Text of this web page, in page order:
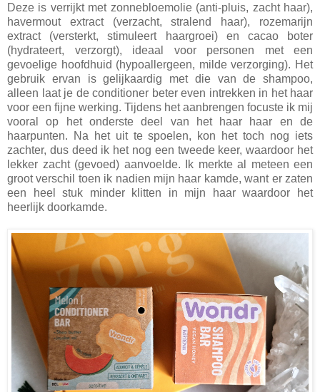
Deze is verrijkt met zonnebloemolie (anti-pluis, zacht haar),
havermout extract (verzacht, stralend haar), rozemarijn
extract (versterkt, stimuleert haargroei) en cacao boter
(hydrateert, verzorgt), ideaal voor personen met een
gevoelige hoofdhuid (hypoallergeen, milde verzorging). Het
gebruik ervan is gelijkaardig met die van de shampoo,
alleen laat je de conditioner beter even intrekken in het haar
voor een fijne werking. Tijdens het aanbrengen focuste ik mij
vooral op het onderste deel van het haar haar en de
haarpunten. Na het uit te spoelen, kon het toch nog iets
zachter, dus deed ik het nog een tweede keer, waardoor het
lekker zacht (gevoed) aanvoelde. Ik merkte al meteen een
groot verschil toen ik nadien mijn haar kamde, want er zaten
een heel stuk minder klitten in mijn haar waardoor het
heerlijk doorkamde.